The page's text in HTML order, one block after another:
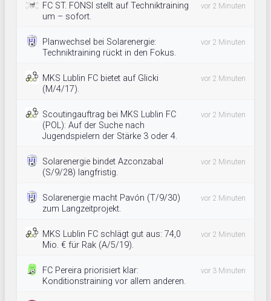
FC ST. FONSI stellt auf Techniktraining
um – sofort.
vor 2 Minuten
Planwechsel bei Solarenergie:
Techniktraining rückt in den Fokus.
vor 2 Minuten
MKS Lublin FC bietet auf Glicki
(M/4/17).
vor 2 Minuten
Scoutingauftrag bei MKS Lublin FC
(POL): Auf der Suche nach
Jugendspielern der Stärke 3 oder 4.
vor 2 Minuten
Solarenergie bindet Azconzabal
(S/9/28) langfristig.
vor 2 Minuten
Solarenergie macht Pavón (T/9/30)
zum Langzeitprojekt.
vor 2 Minuten
MKS Lublin FC schlägt gut aus: 74,0
Mio. € für Rak (A/5/19).
vor 2 Minuten
FC Pereira priorisiert klar:
Konditionstraining vor allem anderen.
vor 3 Minuten